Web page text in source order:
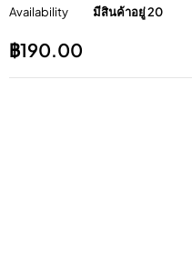
Availability
มีสินค้าอยู่ 20
฿190.00